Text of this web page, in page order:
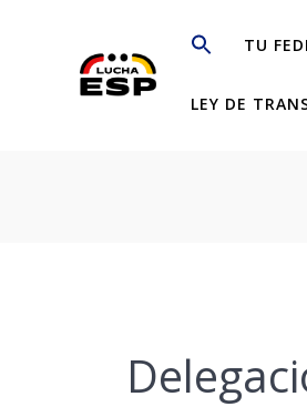
contenido
TU
LEY DE